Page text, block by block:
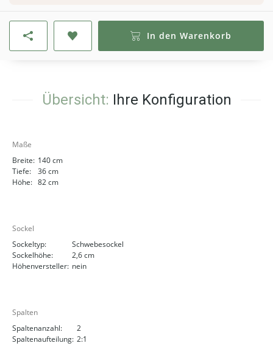
In den Warenkorb
Übersicht: Ihre Konfiguration
Maße
Breite: 140 cm
Tiefe:
36 cm
Höhe: 82 cm
Sockel
Sockeltyp:
Schwebesockel
Sockelhöhe:
2,6 cm
Höhenversteller: nein
Spalten
Spaltenanzahl:
2
Spaltenaufteilung: 2:1